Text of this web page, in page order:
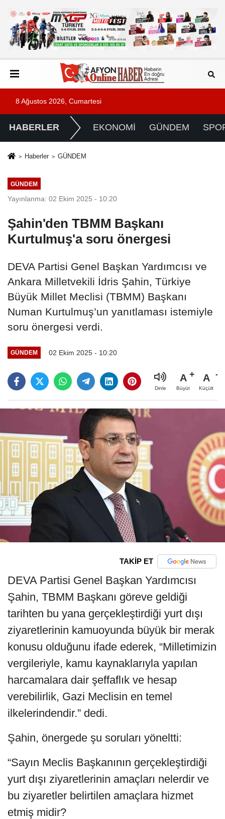
8 Ağustos 2026, Cumartesi
HABERLER EKONOMİ GÜNDEM
Haberler GÜNDEM
GÜNDEM
Yayınlanma: 02 Ekim 2025 - 10:20
Şahin'den TBMM Başkanı
Kurtulmuş'a soru önergesi
DEVA Partisi Genel Başkan Yardımcısı ve
Ankara Milletvekili İdris Şahin, Türkiye
Büyük Millet Meclisi (TBMM) Başkanı
Numan Kurtulmuş’un yanıtlaması istemiyle
soru önergesi verdi.
GÜNDEM 02 Ekim 2025 - 10:20
Dinle
A
Büyüt
A
Küçült
TAKİP ET
DEVA Partisi Genel Başkan Yardımcısı
Şahin, TBMM Başkanı göreve geldiği
tarihten bu yana gerçekleştirdiği yurt dışı
ziyaretlerinin kamuoyunda büyük bir merak
konusu olduğunu ifade ederek, “Milletimizin
vergileriyle, kamu kaynaklarıyla yapılan
harcamalara dair şeffaflık ve hesap
verebilirlik, Gazi Meclisin en temel
ilkelerindendir.” dedi.
Şahin, önergede şu soruları yöneltti:
“Sayın Meclis Başkanının gerçekleştirdiği
yurt dışı ziyaretlerinin amaçları nelerdir ve
bu ziyaretler belirtilen amaçlara hizmet
etmiş midir?